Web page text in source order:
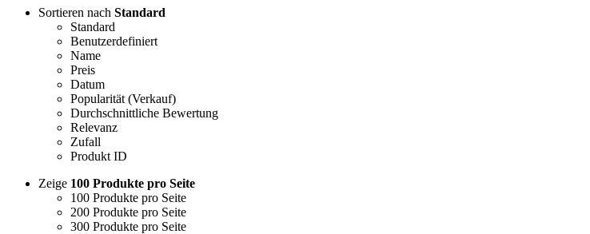
Sortieren nach Standard
Standard
Benutzerdefiniert
Name
Preis
Datum
Popularität (Verkauf)
Durchschnittliche Bewertung
Relevanz
Zufall
Produkt ID
Zeige 100 Produkte pro Seite
100 Produkte pro Seite
200 Produkte pro Seite
300 Produkte pro Seite